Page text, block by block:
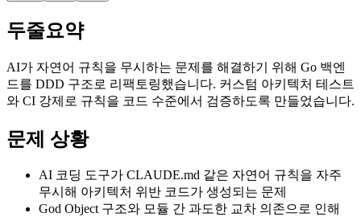
두줄요약
AI가 자연어 규칙을 무시하는 문제를 해결하기 위해 Go 백엔
드를 DDD 구조로 리팩토링했습니다. 커스텀 아키텍처 테스트
와 CI 강제로 규칙을 코드 수준에서 검증하도록 만들었습니다.
문제 상황
AI 코딩 도구가 CLAUDE.md 같은 자연어 규칙을 자주
무시해 아키텍처 위반 코드가 생성되는 문제
God Object 구조와 모듈 간 과도한 교차 의존으로 인해